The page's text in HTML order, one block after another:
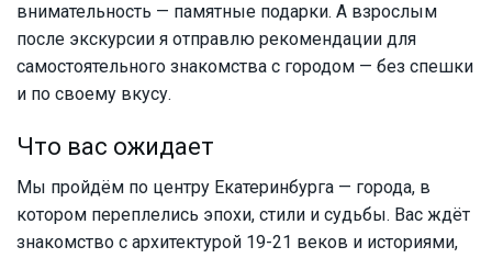
внимательность — памятные подарки. А взрослым
после экскурсии я отправлю рекомендации для
самостоятельного знакомства с городом — без спешки
и по своему вкусу.
Что вас ожидает
Мы пройдём по центру Екатеринбурга — города, в
котором переплелись эпохи, стили и судьбы. Вас ждёт
знакомство с архитектурой 19-21 веков и историями,